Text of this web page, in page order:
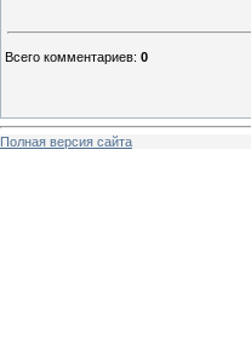
Всего комментариев: 0
Полная версия сайта